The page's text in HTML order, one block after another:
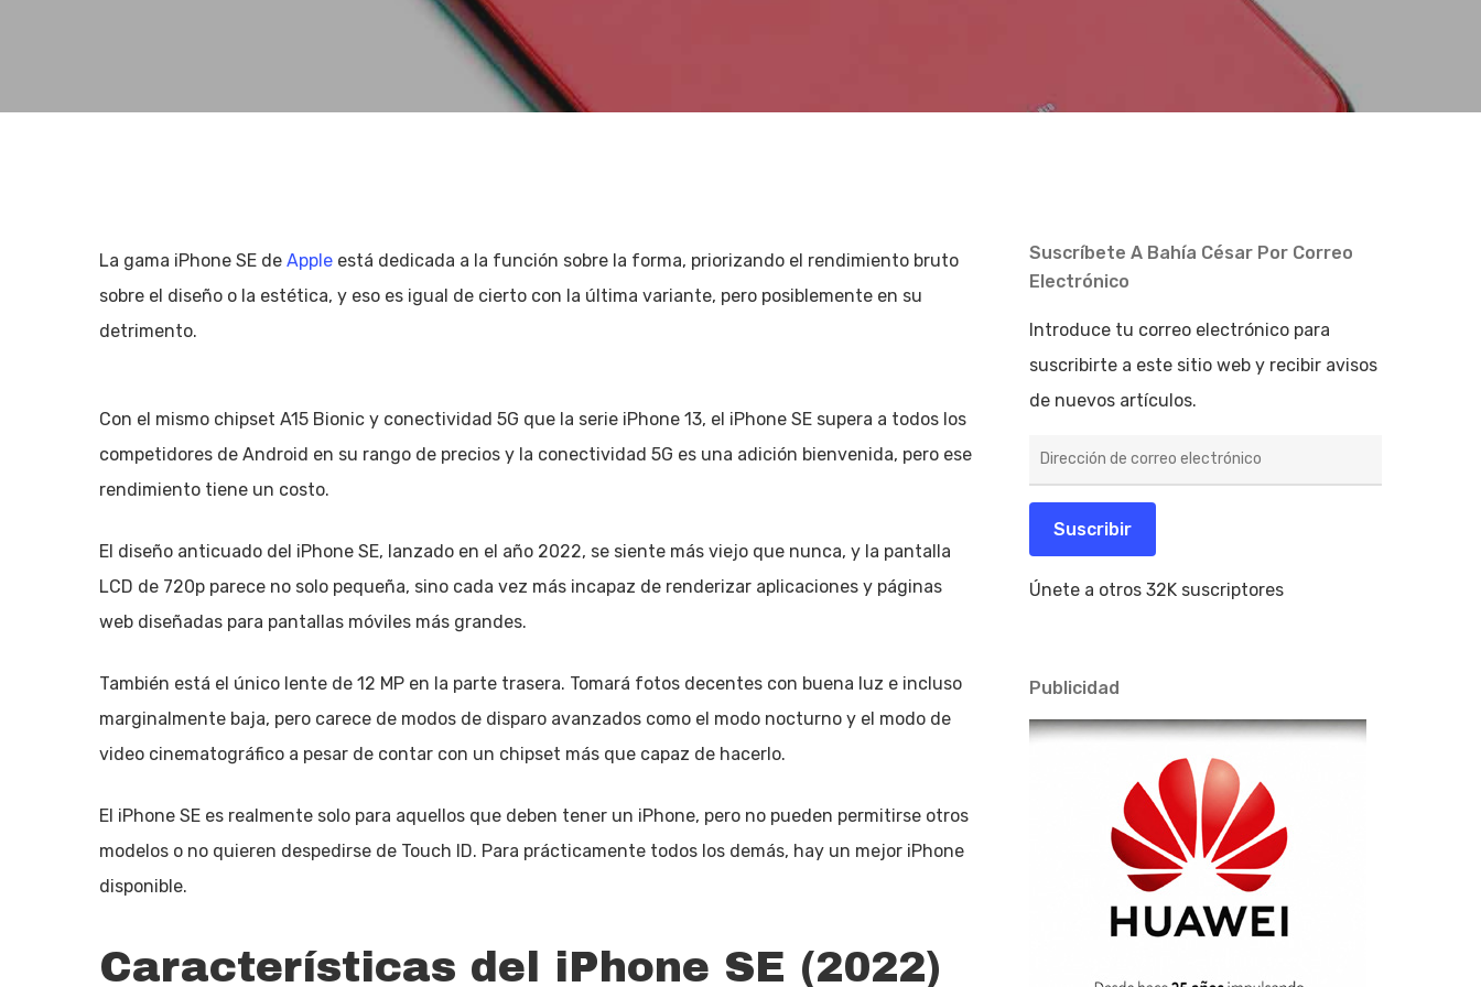
La gama iPhone SE de Apple está dedicada a la función sobre la forma, priorizando el rendimiento bruto
sobre el diseño o la estética, y eso es igual de cierto con la última variante, pero posiblemente en su
detrimento.
Con el mismo chipset A15 Bionic y conectividad 5G que la serie iPhone 13, el iPhone SE supera a todos los
competidores de Android en su rango de precios y la conectividad 5G es una adición bienvenida, pero ese
rendimiento tiene un costo.
El diseño anticuado del iPhone SE, lanzado en el año 2022, se siente más viejo que nunca, y la pantalla
LCD de 720p parece no solo pequeña, sino cada vez más incapaz de renderizar aplicaciones y páginas
web diseñadas para pantallas móviles más grandes.
También está el único lente de 12 MP en la parte trasera. Tomará fotos decentes con buena luz e incluso
marginalmente baja, pero carece de modos de disparo avanzados como el modo nocturno y el modo de
video cinematográfico a pesar de contar con un chipset más que capaz de hacerlo.
El iPhone SE es realmente solo para aquellos que deben tener un iPhone, pero no pueden permitirse otros
modelos o no quieren despedirse de Touch ID. Para prácticamente todos los demás, hay un mejor iPhone
disponible.
Características del iPhone SE (2022)
Suscríbete A Bahía César Por Correo
Electrónico
Introduce tu correo electrónico para
suscribirte a este sitio web y recibir avisos
de nuevos artículos.
de
electrónico
Suscribir
Únete a otros 32K suscriptores
Publicidad